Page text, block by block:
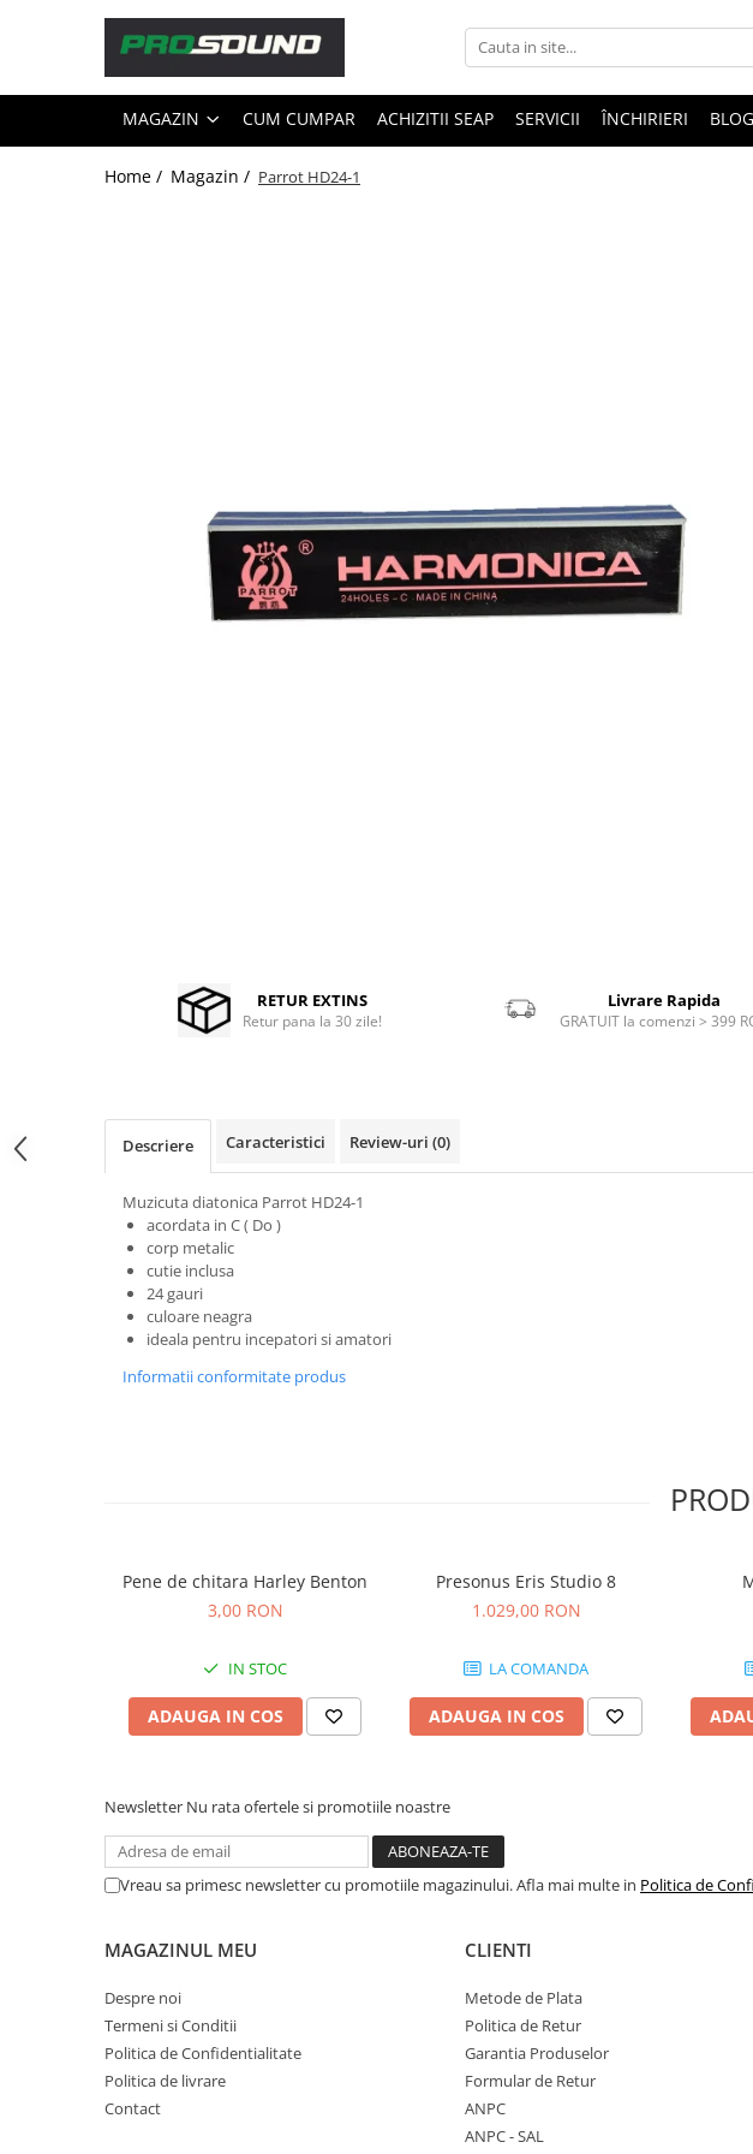
Magazin
Sonorizare / PA
Accesorii sonorizare, PA
Stabilizatoare de tensiune UPS si
Microfoane podcast, USB, iOS /
Microfoane Ribbon
Microfoane stereo
Microfoane Suspendabile
Microfoane wireless si sisteme
Stative de microfon
Studio si inregistrari
Accesorii de microfoane
Accesorii de rack
Interfete MIDI si Cabluri Midi-USB
Preamplificatoare
Protectii antifonice pentru urechi
Recordere de studio
Recordere portabile
Sintetizatoare
Standuri si stative de monitoare
Tratament acustic
Lumini si efecte
Accesorii pentru lumini
Cabluri de Alimentare
MAGAZIN CUM CUMPAR ACHIZITII SEAP SERVICII ÎNCHIRIERI BLOG
Home / Magazin / Parrot HD24-1
RETUR EXTINS
Retur pana la 30 zile!
Livrare Rapida
GRATUIT la comenzi > 399
Descriere Caracteristici Review-uri (0)
Muzicuta diatonica Parrot HD24-1
acordata in C ( Do )
corp metalic
cutie inclusa
24 gauri
culoare neagra
ideala pentru incepatori si amatori
Informatii conformitate produs
Pene de chitara Harley Benton
3,00 RON
IN STOC
ADAUGA IN COS
Presonus Eris Studio 8
1.029,00 RON
LA COMANDA
ADAUGA IN COS
Newsletter Nu rata ofertele si promotiile noastre
Vreau sa primesc newsletter cu promotiile magazinului. Afla mai multe in Politica de
MAGAZINUL MEU
Despre noi
Termeni si Conditii
Politica de Confidentialitate
Politica de livrare
Contact
CLIENTI
Metode de Plata
Politica de Retur
Garantia Produselor
Formular de Retur
ANPC
ANPC - SAL